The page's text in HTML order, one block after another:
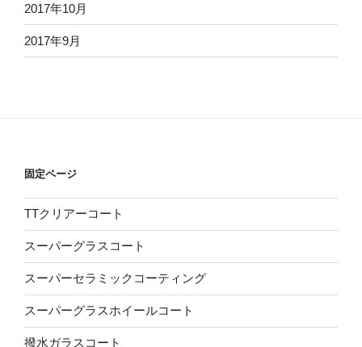
2017年10月
2017年9月
固定ページ
TTクリアーコート
スーパーグラスコート
スーパーセラミックコーティング
スーパーグラスホイールコート
撥水ガラスコート